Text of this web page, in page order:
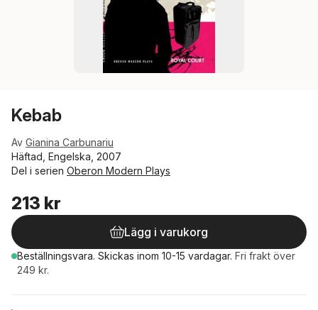
Kebab
Av Gianina Carbunariu
Häftad, Engelska, 2007
Del i serien Oberon Modern Plays
213 kr
Lägg i varukorg
Beställningsvara. Skickas inom 10-15 vardagar. Fri frakt över
249 kr.